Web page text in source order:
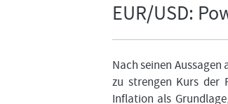
EUR/USD:
Nach seinen
zu strengen Kurs der
Inflation als